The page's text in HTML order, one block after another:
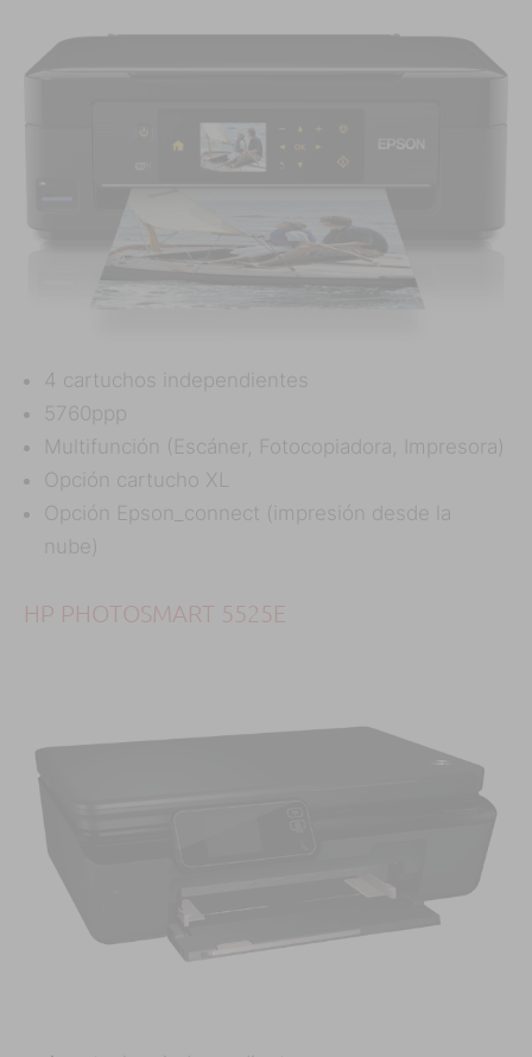
4 cartuchos independientes
5760ppp
Multifunción (Escáner, Fotocopiadora, Impresora)
Opción cartucho XL
Opción Epson_connect (impresión desde la
nube)
HP PHOTOSMART 5525E